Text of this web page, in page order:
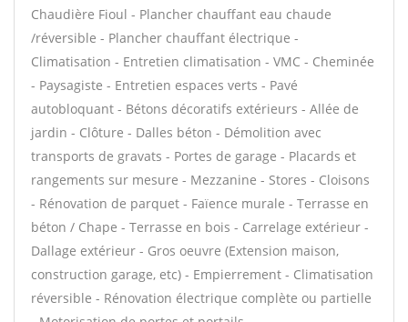
Chaudière Fioul - Plancher chauffant eau chaude
/réversible - Plancher chauffant électrique -
Climatisation - Entretien climatisation - VMC - Cheminée
- Paysagiste - Entretien espaces verts - Pavé
autobloquant - Bétons décoratifs extérieurs - Allée de
jardin - Clôture - Dalles béton - Démolition avec
transports de gravats - Portes de garage - Placards et
rangements sur mesure - Mezzanine - Stores - Cloisons
- Rénovation de parquet - Faïence murale - Terrasse en
béton / Chape - Terrasse en bois - Carrelage extérieur -
Dallage extérieur - Gros oeuvre (Extension maison,
construction garage, etc) - Empierrement - Climatisation
réversible - Rénovation électrique complète ou partielle